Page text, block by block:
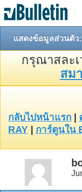
แสดงข้อมูลส่วนตัว
กรุณาสละเ
สม
กลับไปหน้าแรก
RAY
การ์ตูนใน